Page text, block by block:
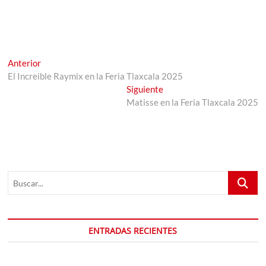
Navegación
de
AnteriorEntrada
anterior:
El Increible Raymix en la Feria Tlaxcala 2025
SiguienteEntrada
siguiente:
Matisse en la Feria Tlaxcala 2025
Buscar...
ENTRADAS RECIENTES